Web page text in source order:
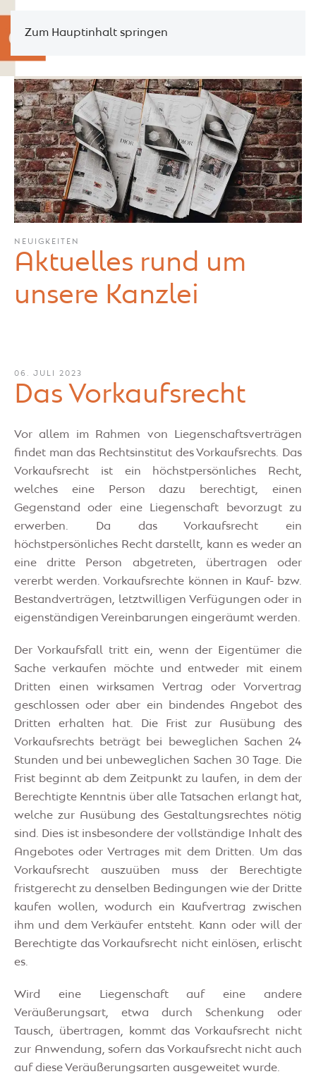
Zum Hauptinhalt springen
NEUIGKEITEN
Aktuelles rund um
unsere Kanzlei
06. JULI 2023
Das Vorkaufsrecht
Vor allem im Rahmen von Liegenschaftsverträgen
findet man das Rechtsinstitut des Vorkaufsrechts. Das
Vorkaufsrecht ist ein höchstpersönliches Recht,
welches eine Person dazu berechtigt, einen
Gegenstand oder eine Liegenschaft bevorzugt zu
erwerben. Da das Vorkaufsrecht ein
höchstpersönliches Recht darstellt, kann es weder an
eine dritte Person abgetreten, übertragen oder
vererbt werden. Vorkaufsrechte können in Kauf- bzw.
Bestandverträgen, letztwilligen Verfügungen oder in
eigenständigen Vereinbarungen eingeräumt werden.
Der Vorkaufsfall tritt ein, wenn der Eigentümer die
Sache verkaufen möchte und entweder mit einem
Dritten einen wirksamen Vertrag oder Vorvertrag
geschlossen oder aber ein bindendes Angebot des
Dritten erhalten hat. Die Frist zur Ausübung des
Vorkaufsrechts beträgt bei beweglichen Sachen 24
Stunden und bei unbeweglichen Sachen 30 Tage. Die
Frist beginnt ab dem Zeitpunkt zu laufen, in dem der
Berechtigte Kenntnis über alle Tatsachen erlangt hat,
welche zur Ausübung des Gestaltungsrechtes nötig
sind. Dies ist insbesondere der vollständige Inhalt des
Angebotes oder Vertrages mit dem Dritten. Um das
Vorkaufsrecht auszuüben muss der Berechtigte
fristgerecht zu denselben Bedingungen wie der Dritte
kaufen wollen, wodurch ein Kaufvertrag zwischen
ihm und dem Verkäufer entsteht. Kann oder will der
Berechtigte das Vorkaufsrecht nicht einlösen, erlischt
es.
Wird eine Liegenschaft auf eine andere
Veräußerungsart, etwa durch Schenkung oder
Tausch, übertragen, kommt das Vorkaufsrecht nicht
zur Anwendung, sofern das Vorkaufsrecht nicht auch
auf diese Veräußerungsarten ausgeweitet wurde.